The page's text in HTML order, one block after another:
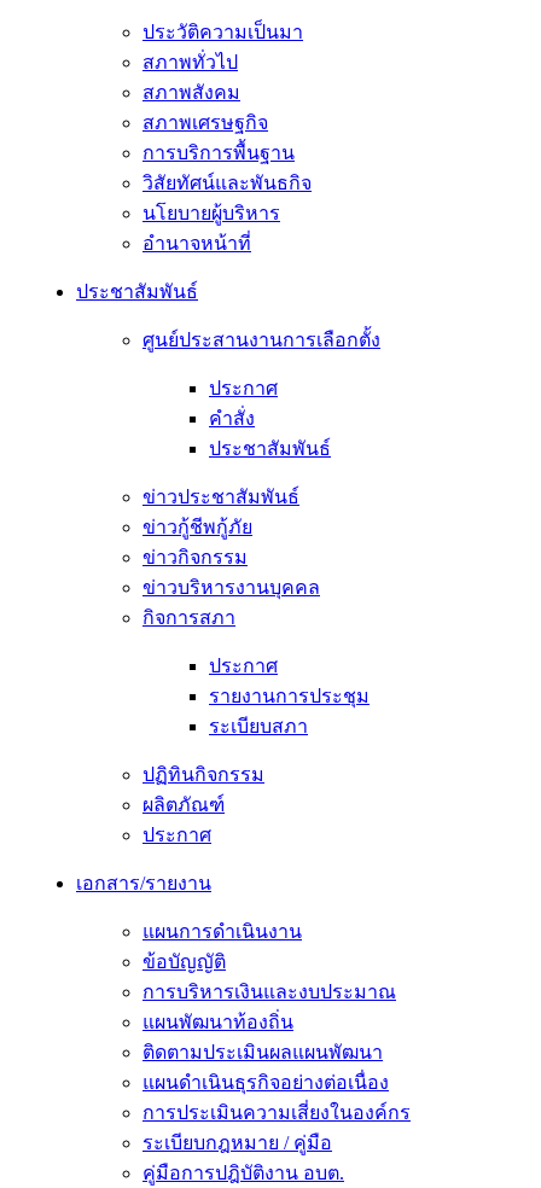
ประวัติความเป็นมา
สภาพทั่วไป
สภาพสังคม
สภาพเศรษฐกิจ
การบริการพื้นฐาน
วิสัยทัศน์และพันธกิจ
นโยบายผู้บริหาร
อํานาจหน้าที่
ประชาสัมพันธ์
ศูนย์ประสานงานการเลือกตั้ง
ประกาศ
คำสั่ง
ประชาสัมพันธ์
ข่าวประชาสัมพันธ์
ข่าวกู้ชีพกู้ภัย
ข่าวกิจกรรม
ข่าวบริหารงานบุคคล
กิจการสภา
ประกาศ
รายงานการประชุม
ระเบียบสภา
ปฏิทินกิจกรรม
ผลิตภัณฑ์
ประกาศ
เอกสาร/รายงาน
แผนการดำเนินงาน
ข้อบัญญัติ
การบริหารเงินและงบประมาณ
แผนพัฒนาท้องถิ่น
ติดตามประเมินผลแผนพัฒนา
แผนดำเนินธุรกิจอย่างต่อเนื่อง
การประเมินความเสี่ยงในองค์กร
ระเบียบกฎหมาย / คู่มือ
คู่มือการปฎิบัติงาน อบต.